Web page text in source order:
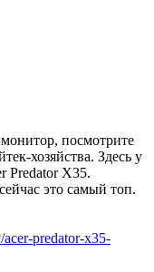
посмотрите
хозяйства. Здесь у
Predator X35.
это самый топ.
predator-x35-